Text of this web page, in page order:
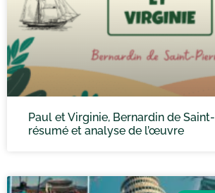
Paul et Virginie, Bernardin de
résumé et analyse de l’œuvre